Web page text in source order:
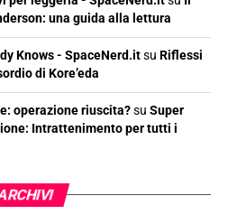
una guida alla lettura
Knows - SpaceNerd.itsu Riflessi
di Kore’eda
operazione riuscita?su Super
Intrattenimento per tutti i